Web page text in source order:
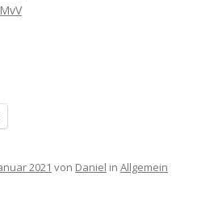
2021 von Daniel in Allgemein